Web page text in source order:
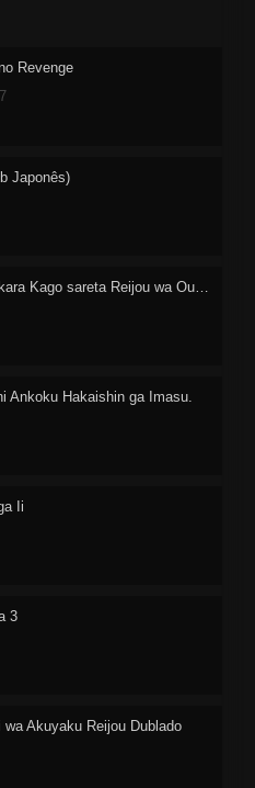
Revenge
Japonês)
Ankoku Hakaishin ga Imasu.
Ii
3
Akuyaku Reijou Dublado